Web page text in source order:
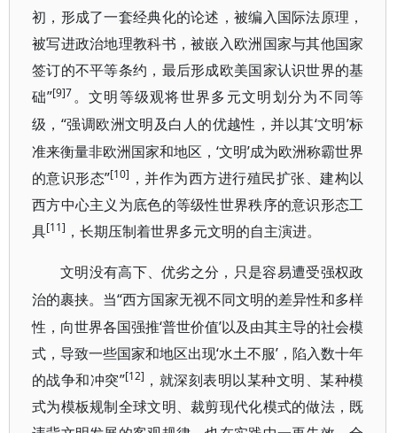
初，形成了一套经典化的论述，被编入国际法原理，
被写进政治地理教科书，被嵌入欧洲国家与其他国家
签订的不平等条约，最后形成欧美国家认识世界的基
础”[9]7 。文明等级观将世界多元文明划分为不同等
级， “强调欧洲文明及白人的优越性，并以其‘文明’标
准来衡量非欧洲国家和地区，‘文明’成为欧洲称霸世界
的意识形态”[10] ，并作为西方进行殖民扩张、建构以
西方中心主义为底色的等级性世界秩序的意识形态工
具[11] ，长期压制着世界多元文明的自主演进。
文明没有高下、优劣之分，只是容易遭受强权政
治的裹挟。当“西方国家无视不同文明的差异性和多样
性，向世界各国强推‘普世价值’以及由其主导的社会模
式，导致一些国家和地区出现‘水土不服’，陷入数十年
的战争和冲突”[12] ，就深刻表明以某种文明、某种模
式为模板规制全球文明、裁剪现代化模式的做法，既